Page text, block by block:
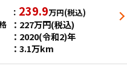
239.9万円(税込)
227万円(税込)
2020(令和2)年
3.1万km